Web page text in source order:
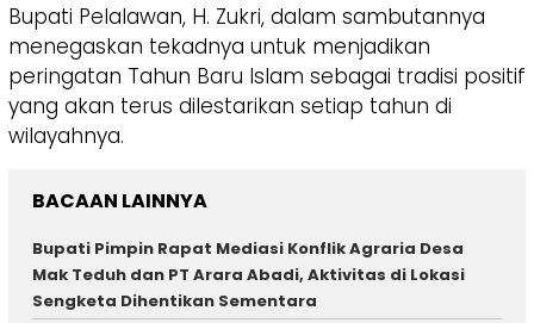
​Bupati Pelalawan, H. Zukri, dalam sambutannya
menegaskan tekadnya untuk menjadikan
peringatan Tahun Baru Islam sebagai tradisi positif
yang akan terus dilestarikan setiap tahun di
wilayahnya.
BACAAN LAINNYA
Bupati Pimpin Rapat Mediasi Konflik Agraria Desa
Mak Teduh dan PT Arara Abadi, Aktivitas di Lokasi
Sengketa Dihentikan Sementara